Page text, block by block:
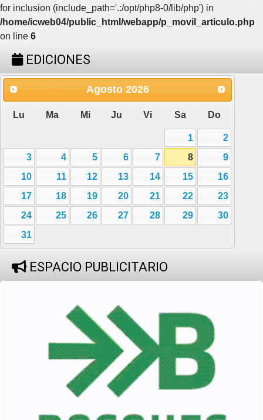
for inclusion (include_path='.:/opt/php8-0/lib/php') in
/home/icweb04/public_html/webapp/p_movil_articulo.php
on line 6
EDICIONES
Agosto 2026
Lu Ma Mi Ju Vi Sa Do
1
2
3
4 5 6 7 8
9
10
11 12 13 14 15
16
17
18 19 20 21 22
23
24
25 26 27 28 29
30
31
ESPACIO PUBLICITARIO